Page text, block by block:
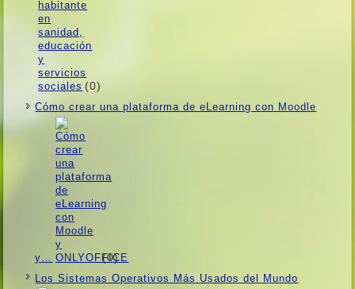
(0)
Cómo crear una plataforma de eLearning con Moodle
y… (0)
Los Sistemas Operativos Más Usados ​​del Mundo